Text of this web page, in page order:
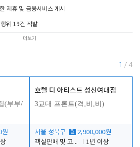
제휴 및 금융서비스 게시
위 19건 적발
더보기
1 / 4
(부부/
원
호텔 디 아티스트 성신여대점
3교대 프론트(격,비,비)
서울 성북구 월 2,900,000원
객실판매 및 고객응대
1년 이상